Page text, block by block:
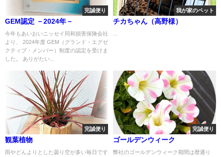
完誠便り
GEM認定 －2024年－
今年もあいおいニッセイ同和損害保険会社
より、 2024年度 GEM（グランド・エグゼ
クティブ・メンバー）制度の認定を受けま
した。 ありがたい...
我が家のペット
チカちゃん（高野様）
完誠便り
観葉植物
雨やどんよりとした曇り空が多い毎日です
完誠便り
ゴールデンウィーク
弊社のゴールデンウィーク期間は暦通り